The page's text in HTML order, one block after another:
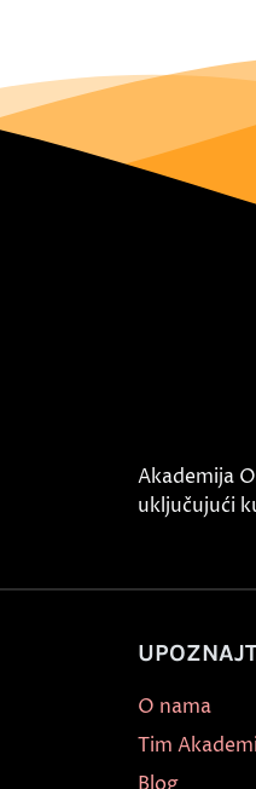
Akademija
uključujući
O nama
Tim